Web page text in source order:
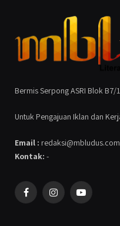
Bermis Serpong ASRI Blok
Untuk Pengajuan Iklan dan
Email :
Kontak: -
FacebookInstagramYouTube